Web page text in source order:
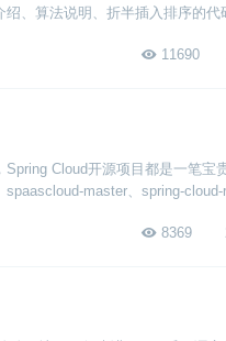
、算法说明、折半插入排序的代
11690
Cloud开源项目都是一笔宝
master、spring-
8369